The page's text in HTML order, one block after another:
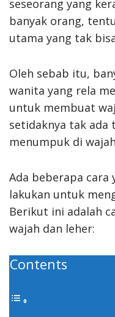
seseorang yang
banyak orang,
utama yang tak
Oleh sebab itu,
wanita yang rela
untuk membuat
setidaknya tak ada
menumpuk di
Ada beberapa cara
lakukan untuk
Berikut ini adalah
wajah dan leher:
Contents